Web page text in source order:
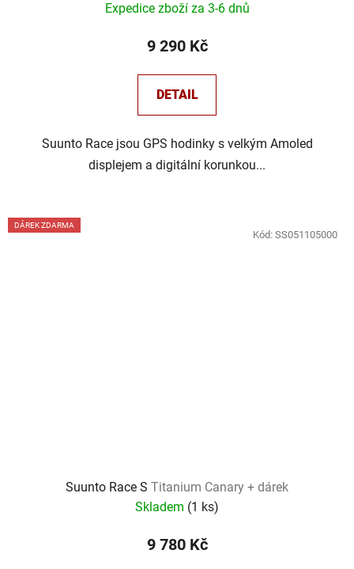
Expedice zboží za 3-6 dnů
9 290 Kč
DETAIL
Suunto Race jsou GPS hodinky s velkým Amoled
displejem a digitální korunkou...
DÁREK ZDARMA
Suunto Race S Titanium Canary + dárek
Skladem (1 ks)
9 780 Kč
Kód: SS051105000